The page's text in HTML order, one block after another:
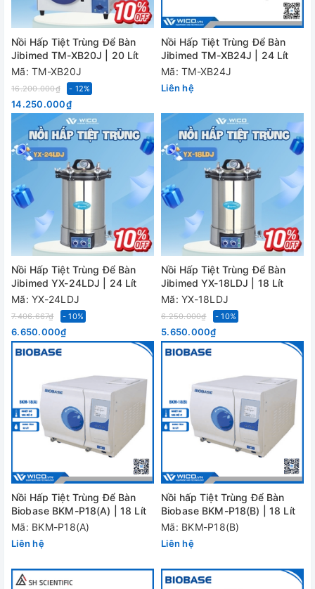
Nồi Hấp Tiệt Trùng Để Bàn
Jibimed TM-XB20J | 20 Lít
Mã: TM-XB20J
16.200.000₫ - 12%
14.250.000₫
Nồi Hấp Tiệt Trùng Để Bàn
Jibimed TM-XB24J | 24 Lít
Mã: TM-XB24J
Liên hệ
Nồi Hấp Tiệt Trùng Để Bàn
Jibimed YX-24LDJ | 24 Lít
Mã: YX-24LDJ
7.406.667₫ - 10%
6.650.000₫
Nồi Hấp Tiệt Trùng Để Bàn
Jibimed YX-18LDJ | 18 Lít
Mã: YX-18LDJ
6.250.000₫ - 10%
5.650.000₫
Nồi Hấp Tiệt Trùng Để Bàn
Biobase BKM-P18(A) | 18 Lít
Mã: BKM-P18(A)
Liên hệ
Nồi hấp Tiệt Trùng Để Bàn
Biobase BKM-P18(B) | 18 Lít
Mã: BKM-P18(B)
Liên hệ